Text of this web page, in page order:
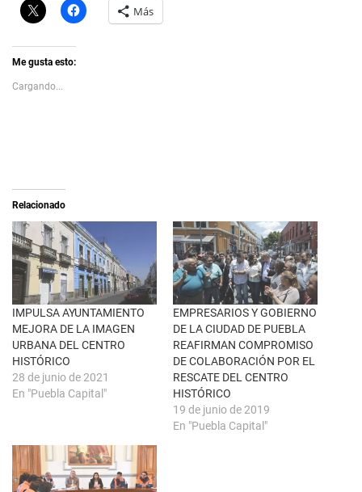
C
l
k
t
s
h
e
b
r
e
e
n
u
n
a
v
e
n
t
a
n
a
n
u
e
v
H
a
e
n
F
a
c
e
b
o
o
k
S
e
r
e
v
e
n
t
Más
Me gusta esto:
Cargando...
Relacionado
IMPULSA AYUNTAMIENTO
MEJORA DE LA IMAGEN
URBANA DEL CENTRO
HISTÓRICO
28 de junio de 2021
En "Puebla Capital"
EMPRESARIOS Y GOBIERNO
DE LA CIUDAD DE PUEBLA
REAFIRMAN COMPROMISO
DE COLABORACIÓN POR EL
RESCATE DEL CENTRO
HISTÓRICO
19 de junio de 2019
En "Puebla Capital"